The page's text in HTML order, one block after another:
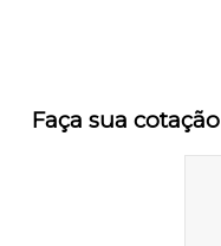
Faça sua cotação